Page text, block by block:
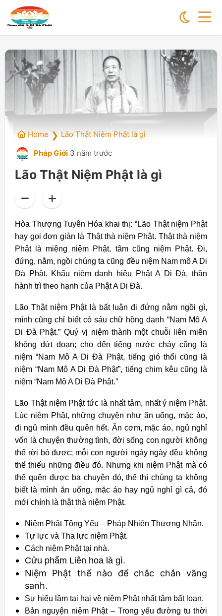
Home ❯ Lão Thật Niệm Phật là gì
Pháp Giới 3 năm trước
Lão Thật Niệm Phật là gì
Hòa Thượng Tuyên Hóa khai thị: “Lão Thật niệm Phật
hay gọi đơn giản là Thật thà niệm Phật. Thật thà niệm
Phật là miệng niệm Phật, tâm cũng niệm Phật. Đi,
đứng, nằm, ngồi chúng ta cũng đều niệm Nam mô A Di
Đà Phật. Khẩu niệm danh hiệu Phật A Di Đà, thân
hành trì theo hạnh của Phật A Di Đà.
Lão Thật niệm Phật là bất luận đi đứng nằm ngồi gì,
mình cũng chỉ biết có sáu chữ hồng danh “Nam Mô A
Di Đà Phật.” Quý vị niệm thành một chuỗi liên miên
không đứt đoạn; cho đến tiếng nước chảy cũng là
niệm “Nam Mô A Di Đà Phật, tiếng gió thổi cũng là
niệm “Nam Mô A Di Đà Phật”, tiếng chim kêu cũng là
niệm “Nam Mô A Di Đà Phật.”
Lão Thật niệm Phật tức là nhất tâm, nhất ý niệm Phật.
Lúc niệm Phật, những chuyện như ăn uống, mặc áo,
đi ngủ mình đều quên hết. Ăn cơm, mặc áo, ngủ nghỉ
vốn là chuyện thường tình, đời sống con người không
thể rời bỏ được; mỗi con người ngày ngày đều không
thể thiếu những điều đó. Nhưng khi niệm Phật mà có
thể quên được ba chuyện đó, thế thì chúng ta không
biết là mình ăn uống, mặc áo hay ngủ nghỉ gì cả, đó
mới chính là thật thà niệm Phật.
Niệm Phật Tông Yếu – Pháp Nhiên Thượng Nhân.
Tự lực và Tha lực niệm Phật.
Cách niệm Phật tại nhà.
Cửu phẩm Liên hoa là gì.
Niệm Phật thế nào để chắc chắn vãng
sanh.
Sự hiểu lầm tai hại về niệm Phật nhất tâm bất loạn.
Bản nguyện niệm Phật – Trọng yếu đường tu thời